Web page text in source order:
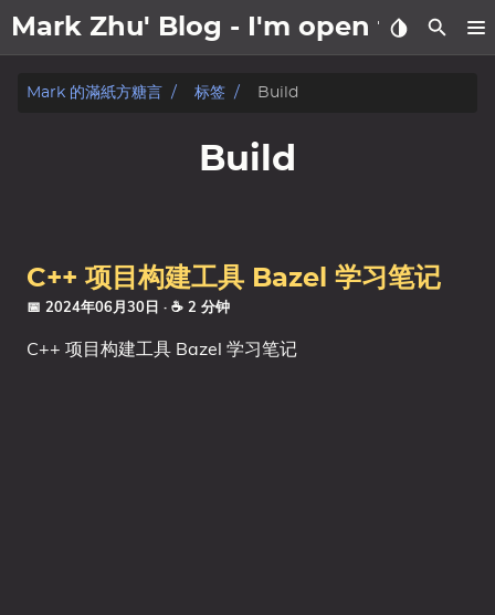
Mark Zhu' Blog - I'm open to work |
關於我
分类
系列
Mark 的滿紙方糖言 标签 Build
Build
C++ 项目构建工具 Bazel 学习笔记
📅 2024年06月30日 · ☕ 2 分钟
C++ 项目构建工具 Bazel 学习笔记